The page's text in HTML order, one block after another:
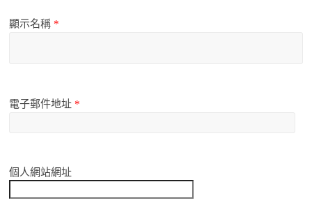
顯示名稱 *
電子郵件地址 *
個人網站網址